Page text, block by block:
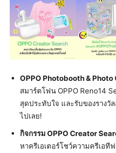
OPPO Photobooth & Photo
สมาร์ตโฟน OPPO Reno14
สุดประทับใจ และรับของรางวั
ไปเลย!
กิจกรรม OPPO Creator
หาครีเอเตอร์โชว์ความครีเอที